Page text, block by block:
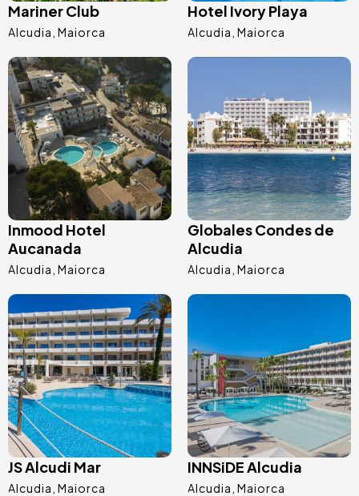
Mariner Club
Alcudia Maiorca
Hotel Ivory Playa
Alcudia Maiorca
Imagem
Inmood Hotel
Aucanada
Alcudia Maiorca
Globales Condes de
Alcudia
Alcudia Maiorca
Imagem
JS Alcudi Mar
Alcudia Maiorca
INNSiDE Alcudia
Alcudia Maiorca